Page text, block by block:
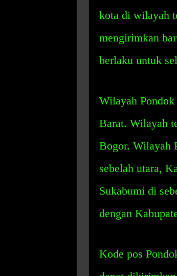
kota di wilayah
mengirimkan
berlaku untuk
Wilayah
Barat. Wilayah
Bogor. Wilayah
sebelah utara,
Sukabumi di
dengan
Kode pos